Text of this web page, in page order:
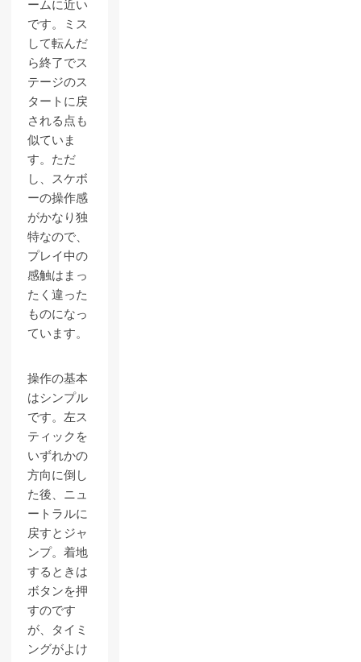
ームに近い
です。ミス
して転んだ
ら終了でス
テージのス
タートに戻
される点も
似ていま
す。ただ
し、スケボ
ーの操作感
がかなり独
特なので、
プレイ中の
感触はまっ
たく違った
ものになっ
ています。
操作の基本
はシンプル
です。左ス
ティックを
いずれかの
方向に倒し
た後、ニュ
ートラルに
戻すとジャ
ンプ。着地
するときは
ボタンを押
すのです
が、タイミ
ングがよけ